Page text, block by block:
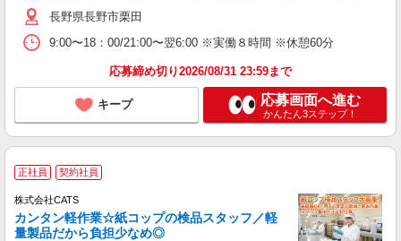
長野県長野市栗田
9:00〜18：00/21:00〜翌6:00 ※実働８時間 ※休憩60分
応募締め切り2026/08/31 23:59まで
キープ 応募画面へ進む
かんたん3ステップ！
正社員 契約社員
株式会社CATS
カンタン軽作業☆紙コップの検品スタッフ／軽
量製品だから負担少なめ◎